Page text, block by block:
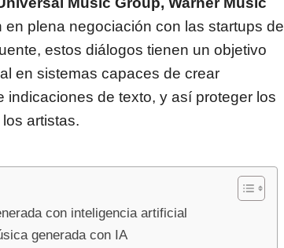
en plena negociación con las startups de
estos diálogos tienen un objetivo
en sistemas capaces de crear
de texto, y así proteger los
artistas.
con inteligencia artificial
generada con IA